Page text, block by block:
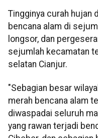
Tingginya curah hujan
bencana alam di
longsor, dan
sejumlah kecamatan
selatan Cianjur.
"Sebagian besar
merah bencana alam
diwaspadai seluruh
yang rawan terjadi